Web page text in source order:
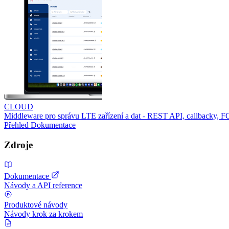
CLOUD
Middleware pro správu LTE zařízení a dat - REST API, callbacky,
Přehled Dokumentace
Zdroje
Dokumentace
Návody a API reference
Produktové návody
Návody krok za krokem